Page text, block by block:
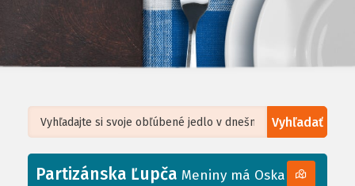
Vyhľadať
+
Leaflet| ©OpenStreetMap, Tiles courtesy ofHumanitarian OpenStreetMap
Partizánska Ľupča Meniny má Oskar